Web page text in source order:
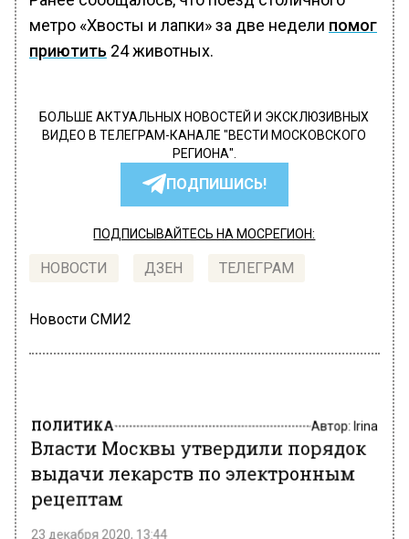
метро «Хвосты и лапки» за две недели помог
приютить 24 животных.
БОЛЬШЕ АКТУАЛЬНЫХ НОВОСТЕЙ И ЭКСКЛЮЗИВНЫХ
ВИДЕО В ТЕЛЕГРАМ-КАНАЛЕ "ВЕСТИ МОСКОВСКОГО
РЕГИОНА".
ПОДПИШИСЬ!
ПОДПИСЫВАЙТЕСЬ НА МОСРЕГИОН:
НОВОСТИ ДЗЕН ТЕЛЕГРАМ
Новости СМИ2
Власти Москвы утвердили порядок
выдачи лекарств по электронным
рецептам